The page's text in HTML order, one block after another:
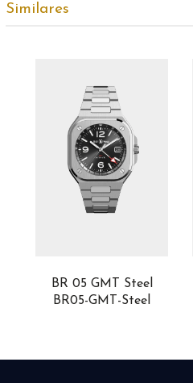
Similares
BR 05 GMT Steel
BR05-GMT-Steel